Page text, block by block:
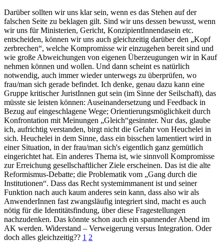
Darüber sollten wir uns klar sein, wenn es das Stehen auf der
falschen Seite zu beklagen gilt. Sind wir uns dessen bewusst, wenn
wir uns für Ministerien, Gericht, KonzipientInnendasein etc.
entscheiden, können wir uns auch gleichzeitig darüber den „Kopf
zerbrechen“, welche Kompromisse wir einzugehen bereit sind und
wie große Abweichungen von eigenen Überzeugungen wir in Kauf
nehmen können und wollen. Und dann scheint es natürlich
notwendig, auch immer wieder unterwegs zu überprüfen, wo
frau/man sich gerade befindet. Ich denke, genau dazu kann eine
Gruppe kritischer JuristInnen gut sein (im Sinne der Seilschaft), das
müsste sie leisten können: Auseinandersetzung und Feedback in
Bezug auf eingeschlagene Wege; Orientierungsmöglichkeit durch
Konfrontation mit Meinungen „Gleich“gesinnter. Nur das, glaube
ich, aufrichtig verstanden, birgt nicht die Gefahr von Heuchelei in
sich. Heuchelei in dem Sinne, dass ein bisschen lamentiert wird in
einer Situation, in der frau/man sich's eigentlich ganz gemütlich
eingerichtet hat. Ein anderes Thema ist, wie sinnvoll Kompromisse
zur Erreichung gesellschaftlicher Ziele erscheinen. Das ist die alte
Reformismus-Debatte; die Problematik vom „Gang durch die
Institutionen“. Dass das Recht systemimmanent ist und seiner
Funktion nach auch kaum anderes sein kann, dass also wir als
AnwenderInnen fast zwangsläufig integriert sind, macht es auch
nötig für die Identitätsfindung, über diese Fragestellungen
nachzudenken. Das könnte schon auch ein spannender Abend im
AK werden. Widerstand – Verweigerung versus Integration. Oder
doch alles gleichzeitig?? 1 2